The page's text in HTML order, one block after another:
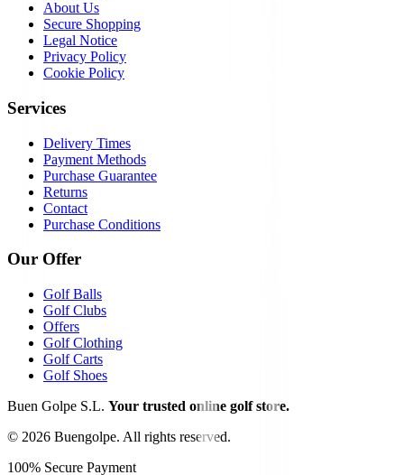
About Us
Secure Shopping
Legal Notice
Privacy Policy
Cookie Policy
Services
Delivery Times
Payment Methods
Purchase Guarantee
Returns
Contact
Purchase Conditions
Our Offer
Golf Balls
Golf Clubs
Offers
Golf Clothing
Golf Carts
Golf Shoes
Buen Golpe S.L. Your trusted online golf store.
© 2026 Buengolpe. All rights reserved.
100% Secure Payment